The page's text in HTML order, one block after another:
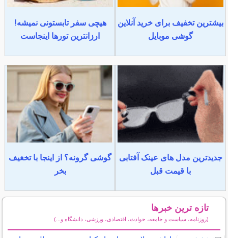
بیشترین تخفیف برای خرید آنلاین
گوشی موبایل
هیچی سفر تابستونی نمیشه!
ارزانترین تورها اینجاست
جدیدترین مدل های عینک آفتابی
با قیمت قبل
گوشی گرونه؟ از اینجا با تخغیف
بخر
تازه ترین خبرها
(روزنامه، سیاست و جامعه، حوادث، اقتصادی، ورزشی، دانشگاه و...)